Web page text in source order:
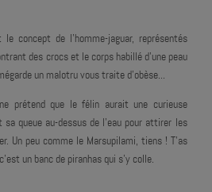
le concept de l'homme-jaguar, représentés
des crocs et le corps habillé d'une peau
un malotru vous traite d'obèse...
prétend que le félin aurait une curieuse
sa queue au-dessus de l'eau pour attirer les
Un peu comme le Marsupilami, tiens ! T'as
un banc de piranhas qui s'y colle.